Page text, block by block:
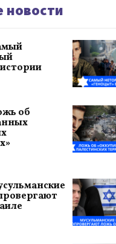
новости
об